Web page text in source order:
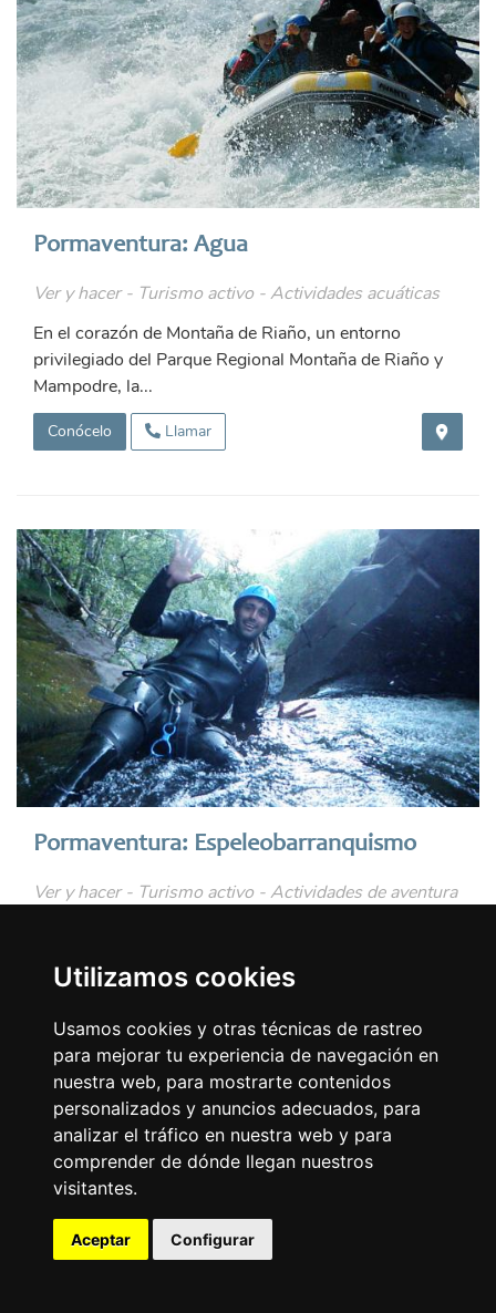
Utilizamos cookies
Usamos cookies y otras técnicas de rastreo
para mejorar tu experiencia de navegación en
nuestra web, para mostrarte contenidos
personalizados y anuncios adecuados, para
analizar el tráfico en nuestra web y para
comprender de dónde llegan nuestros
visitantes.
Aceptar Configurar
Pormaventura: Agua
Ver y hacer - Turismo activo - Actividades acuáticas
En el corazón de Montaña de Riaño, un entorno
privilegiado del Parque Regional Montaña de Riaño y
Mampodre, la...
Conócelo Llamar
Pormaventura: Espeleobarranquismo
Ver y hacer - Turismo activo - Actividades de aventura
entorno de Montaña de...
Conócelo Llamar